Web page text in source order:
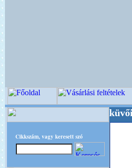
Cikkszám, vagy keresett szó
, Esküvői-,